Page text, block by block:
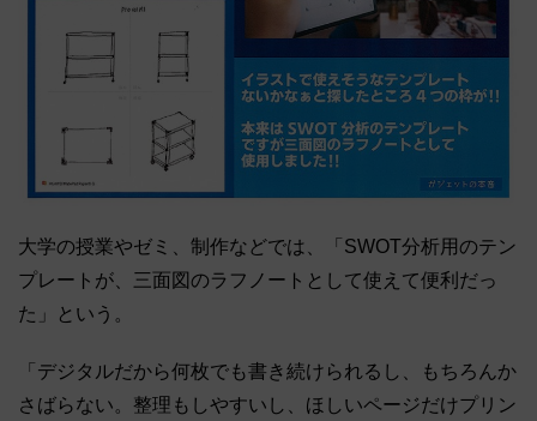
大学の授業やゼミ、制作などでは、「SWOT分析用のテン
プレートが、三面図のラフノートとして使えて便利だっ
た」という。
「デジタルだから何枚でも書き続けられるし、もちろんか
さばらない。整理もしやすいし、ほしいページだけプリン